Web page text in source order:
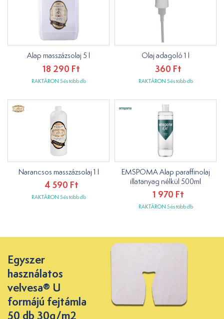
Alap masszázsolaj 5 l
18 290 Ft
RAKTÁRON 5 és több db
Olaj adagoló 1 l
360 Ft
RAKTÁRON 5 és több db
Narancsos masszázsolaj 1 l
4 590 Ft
RAKTÁRON 5 és több db
EMSPOMA Alap paraffinolaj
illatanyag nélkül 500ml
1 970 Ft
RAKTÁRON 5 és több db
Egyszer
használatos
velvesa® U
formájú fejtámla
50 db 30g/m2